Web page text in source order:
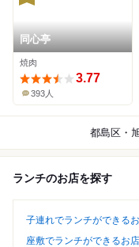
同心亭
焼肉
3.77
393人
都島区・
ランチのお店を探す
子連れでランチができる
座敷でランチができるお店